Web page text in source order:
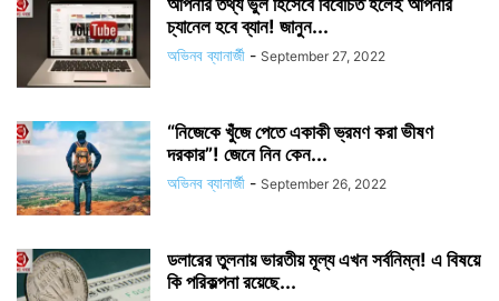
আপনার তথ্য ভুল হিসেবে বিবেচিত হলেই আপনার
চ্যানেল হবে ব্যান! জানুন...
অভিনব ব্যানার্জী - September 27, 2022
“নিজেকে খুঁজে পেতে একাকী ভ্রমণ করা ভীষণ
দরকার”! জেনে নিন কেন...
অভিনব ব্যানার্জী - September 26, 2022
ডলারের তুলনায় ভারতীয় মূল্য এখন সর্বনিম্ন! এ বিষয়ে
কি পরিকল্পনা রয়েছে...